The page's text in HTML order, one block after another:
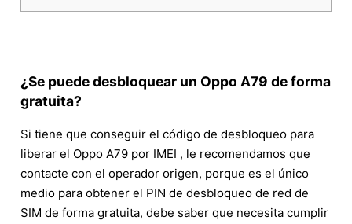
¿Se puede desbloquear un Oppo A79 de forma
gratuita?
Si tiene que conseguir el código de desbloqueo para
liberar el Oppo A79 por IMEI , le recomendamos que
contacte con el operador origen, porque es el único
medio para obtener el PIN de desbloqueo de red de
SIM de forma gratuita, debe saber que necesita cumplir